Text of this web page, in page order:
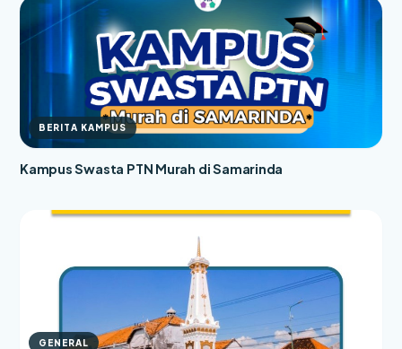
BERITA KAMPUS
Kampus Swasta PTN Murah di Samarinda
GENERAL